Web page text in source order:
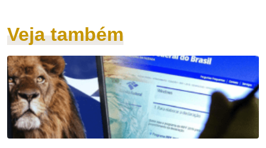
Veja também